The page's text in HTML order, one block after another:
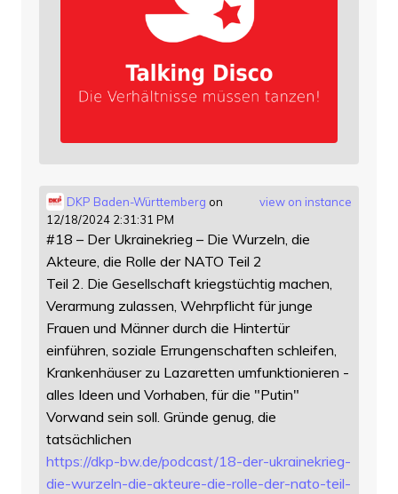
view on instance
DKP Baden-Württemberg on
12/18/2024 2:31:31 PM
#18 – Der Ukrainekrieg – Die Wurzeln, die
Akteure, die Rolle der NATO Teil 2
Teil 2. Die Gesellschaft kriegstüchtig machen,
Verarmung zulassen, Wehrpflicht für junge
Frauen und Männer durch die Hintertür
einführen, soziale Errungenschaften schleifen,
Krankenhäuser zu Lazaretten umfunktionieren -
alles Ideen und Vorhaben, für die "Putin"
Vorwand sein soll. Gründe genug, die
tatsächlichen
https://dkp-bw.de/podcast/18-der-ukrainekrieg-
die-wurzeln-die-akteure-die-rolle-der-nato-teil-